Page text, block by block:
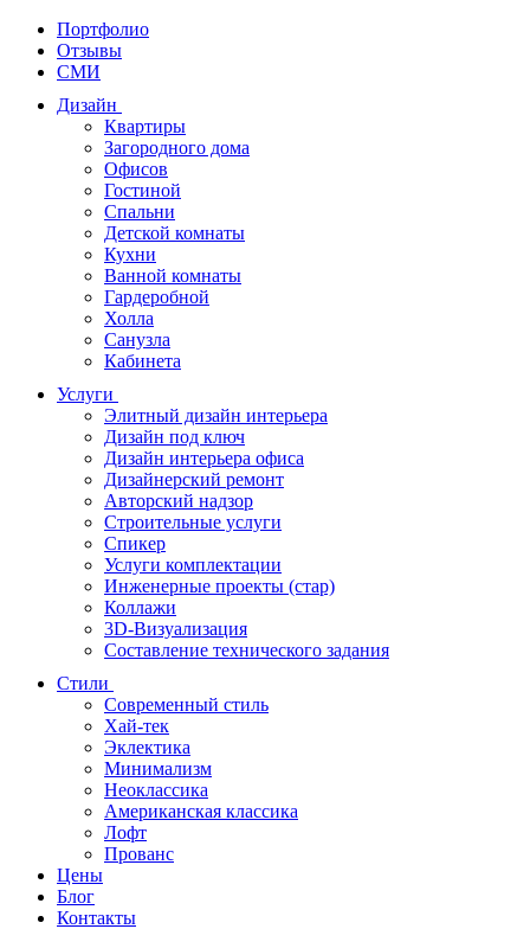
Портфолио
Отзывы
СМИ
Дизайн
Квартиры
Загородного дома
Офисов
Гостиной
Спальни
Детской комнаты
Кухни
Ванной комнаты
Гардеробной
Холла
Санузла
Кабинета
Услуги
Элитный дизайн интерьера
Дизайн под ключ
Дизайн интерьера офиса
Дизайнерский ремонт
Авторский надзор
Строительные услуги
Спикер
Услуги комплектации
Инженерные проекты (стар)
Коллажи
3D-Визуализация
Составление технического задания
Стили
Современный стиль
Хай-тек
Эклектика
Минимализм
Неоклассика
Американская классика
Лофт
Прованс
Цены
Блог
Контакты